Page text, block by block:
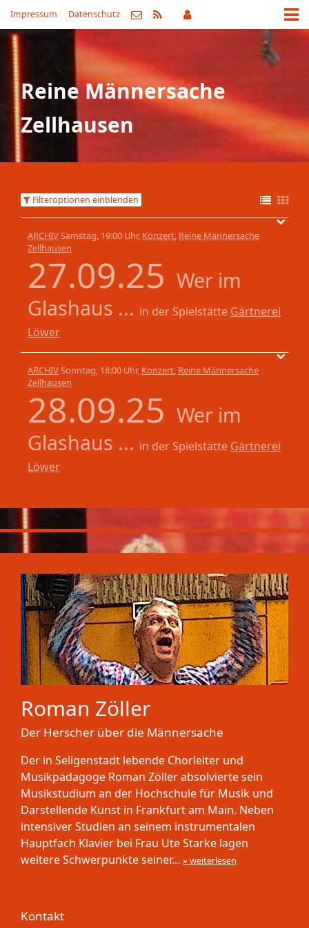
Impressum Datenschutz
Reine Männersache
Zellhausen
Filteroptionen einblenden
ARCHIVSamstag, 19:00 Uhr, Konzert, Reine Männersache
Zellhausen
27.09.25 Wer im
Glashaus ... in der Spielstätte Gärtnerei
Löwer
ARCHIVSonntag, 18:00 Uhr, Konzert, Reine Männersache
Zellhausen
28.09.25 Wer im
Glashaus ... in der Spielstätte Gärtnerei
Löwer
Roman Zöller
Der Herscher über die Männersache
Der in Seligenstadt lebende Chorleiter und
Musikpädagoge Roman Zöller absolvierte sein
Musikstudium an der Hochschule für Musik und
Darstellende Kunst in Frankfurt am Main. Neben
intensiver Studien an seinem instrumentalen
Hauptfach Klavier bei Frau Ute Starke lagen
weitere Schwerpunkte seiner... » weiterlesen
Kontakt